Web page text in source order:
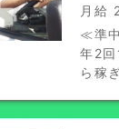
月給
≪準
年2
ら稼